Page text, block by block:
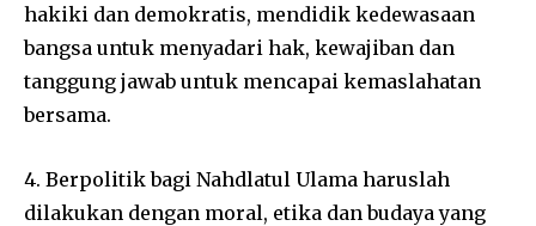
hakiki dan demokratis, mendidik kedewasaan
bangsa untuk menyadari hak, kewajiban dan
tanggung jawab untuk mencapai kemaslahatan
bersama.
4. Berpolitik bagi Nahdlatul Ulama haruslah
dilakukan dengan moral, etika dan budaya yang